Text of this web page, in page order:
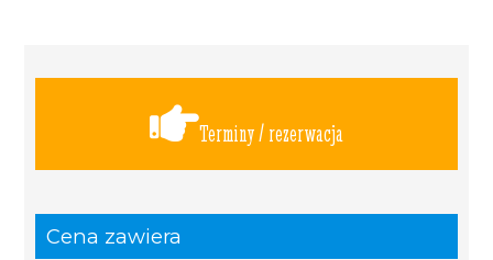
Terminy / rezerwacja
Cena zawiera